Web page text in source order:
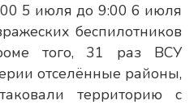
5 июля до 9:00 6 июля
беспилотников
того, 31 раз ВСУ
отселённые районы,
территорию с